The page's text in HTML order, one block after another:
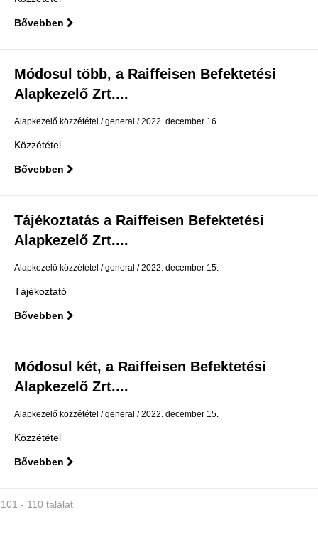
Bővebben
Módosul több, a Raiffeisen Befektetési
Alapkezelő Zrt....
Alapkezelő közzététel general 2022. december 16.
Közzététel
Bővebben
Tájékoztatás a Raiffeisen Befektetési
Alapkezelő Zrt....
Alapkezelő közzététel general 2022. december 15.
Tájékoztató
Bővebben
Módosul két, a Raiffeisen Befektetési
Alapkezelő Zrt....
Alapkezelő közzététel general 2022. december 15.
Közzététel
Bővebben
101 - 110 találat